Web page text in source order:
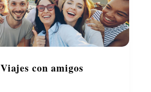
Viajes con amigos